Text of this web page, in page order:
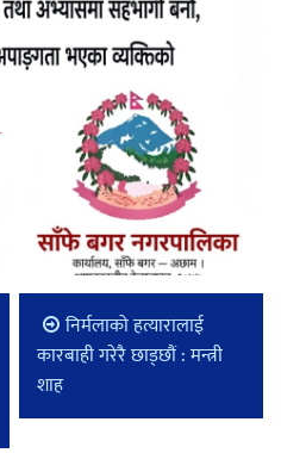
निर्मलाको हत्यारालाई
कारबाही गरेरै छाड्छौं : मन्त्री
शाह